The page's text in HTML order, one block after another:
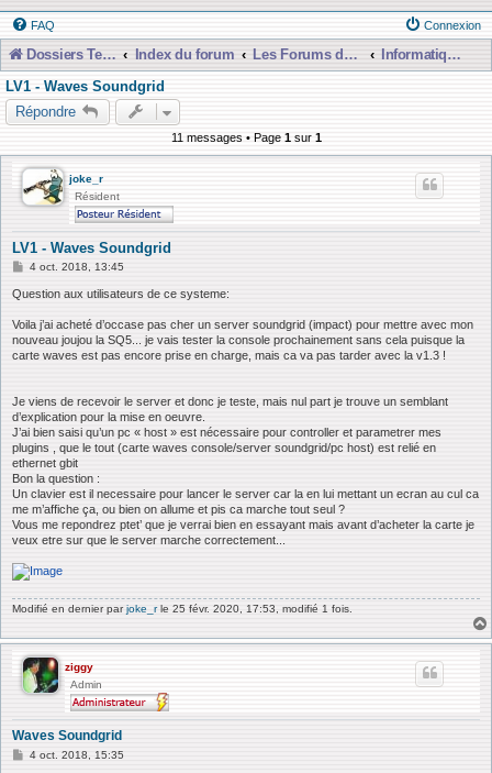
FAQ Connexion
Dossiers Techniques Index du forum Les Forums de Discussions
Informatique, Consoles Numériques et MAO
LV1 - Waves Soundgrid
Répondre
11 messages • Page 1sur 1
joke_r
Résident
LV1 - Waves Soundgrid
M
s
a
g
e
4 oct. 2018, 13:45
Question aux utilisateurs de ce systeme:
Voila j’ai acheté d’occase pas cher un server soundgrid (impact) pour mettre avec mon
nouveau joujou la SQ5... je vais tester la console prochainement sans cela puisque la
carte waves est pas encore prise en charge, mais ca va pas tarder avec la v1.3 !
Je viens de recevoir le server et donc je teste, mais nul part je trouve un semblant
d’explication pour la mise en oeuvre.
J’ai bien saisi qu’un pc « host » est nécessaire pour controller et parametrer mes
plugins , que le tout (carte waves console/server soundgrid/pc host) est relié en
ethernet gbit
Bon la question :
Un clavier est il necessaire pour lancer le server car la en lui mettant un ecran au cul ca
me m’affiche ça, ou bien on allume et pis ca marche tout seul ?
Vous me repondrez ptet’ que je verrai bien en essayant mais avant d’acheter la carte je
veux etre sur que le server marche correctement...
Modifié en dernier parjoke_rle 25 févr. 2020, 17:53, modifié 1 fois.
ziggy
Admin
Waves Soundgrid
M4 oct. 2018, 15:35